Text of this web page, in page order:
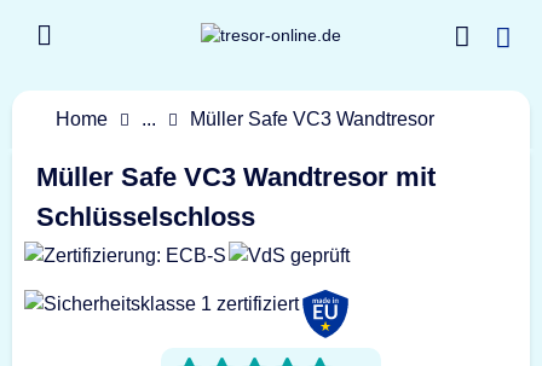
Home ... Müller Safe VC3 Wandtresor
Müller Safe VC3 Wandtresor mit
Schlüsselschloss